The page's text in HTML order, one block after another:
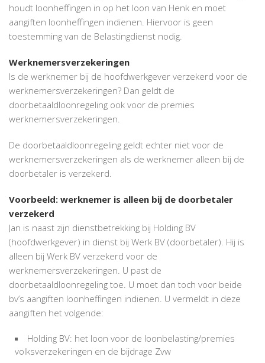
houdt loonheffingen in op het loon van Henk en moet
aangiften loonheffingen indienen. Hiervoor is geen
toestemming van de Belastingdienst nodig.
Werknemersverzekeringen
Is de werknemer bij de hoofdwerkgever verzekerd voor de
werknemersverzekeringen? Dan geldt de
doorbetaaldloonregeling ook voor de premies
werknemersverzekeringen.
De doorbetaaldloonregeling geldt echter niet voor de
werknemersverzekeringen als de werknemer alleen bij de
doorbetaler is verzekerd.
Voorbeeld: werknemer is alleen bij de doorbetaler
verzekerd
Jan is naast zijn dienstbetrekking bij Holding BV
(hoofdwerkgever) in dienst bij Werk BV (doorbetaler). Hij is
alleen bij Werk BV verzekerd voor de
werknemersverzekeringen. U past de
doorbetaaldloonregeling toe. U moet dan toch voor beide
bv’s aangiften loonheffingen indienen. U vermeldt in deze
aangiften het volgende:
Holding BV: het loon voor de loonbelasting/premies
volksverzekeringen en de bijdrage Zvw